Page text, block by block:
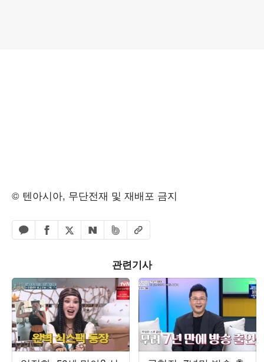
© 텐아시아, 무단전재 및 재배포 금지
카카오톡 공유하기
페이스북 공유하기
엑스 공유하기
네이버 공유하기
밴드 공유하기
URL복사
관련기사